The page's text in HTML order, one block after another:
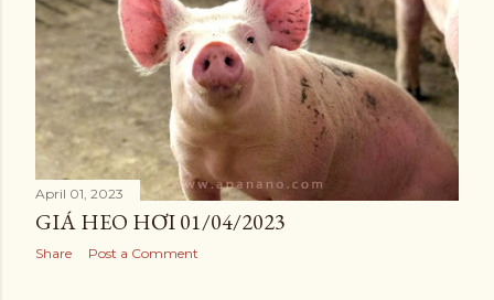
April 01, 2023
GIÁ HEO HƠI 01/04/2023
Share Post a Comment